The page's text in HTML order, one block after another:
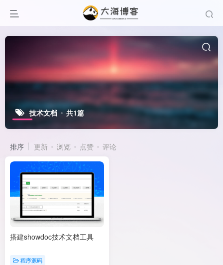
技术文档 共1篇
排序 更新 浏览 点赞 评论
搭建showdoc技术文档工具
程序源码